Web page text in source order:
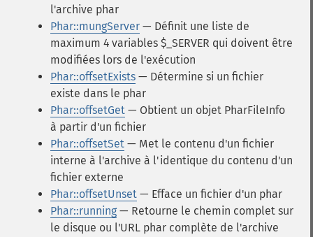
l'archive phar
Phar::mungServer — Définit une liste de
maximum 4 variables $_SERVER qui doivent être
modifiées lors de l'exécution
Phar::offsetExists — Détermine si un fichier
existe dans le phar
Phar::offsetGet — Obtient un objet PharFileInfo
à partir d'un fichier
Phar::offsetSet — Met le contenu d'un fichier
interne à l'archive à l'identique du contenu d'un
fichier externe
Phar::offsetUnset — Efface un fichier d'un phar
Phar::running — Retourne le chemin complet sur
le disque ou l'URL phar complète de l'archive